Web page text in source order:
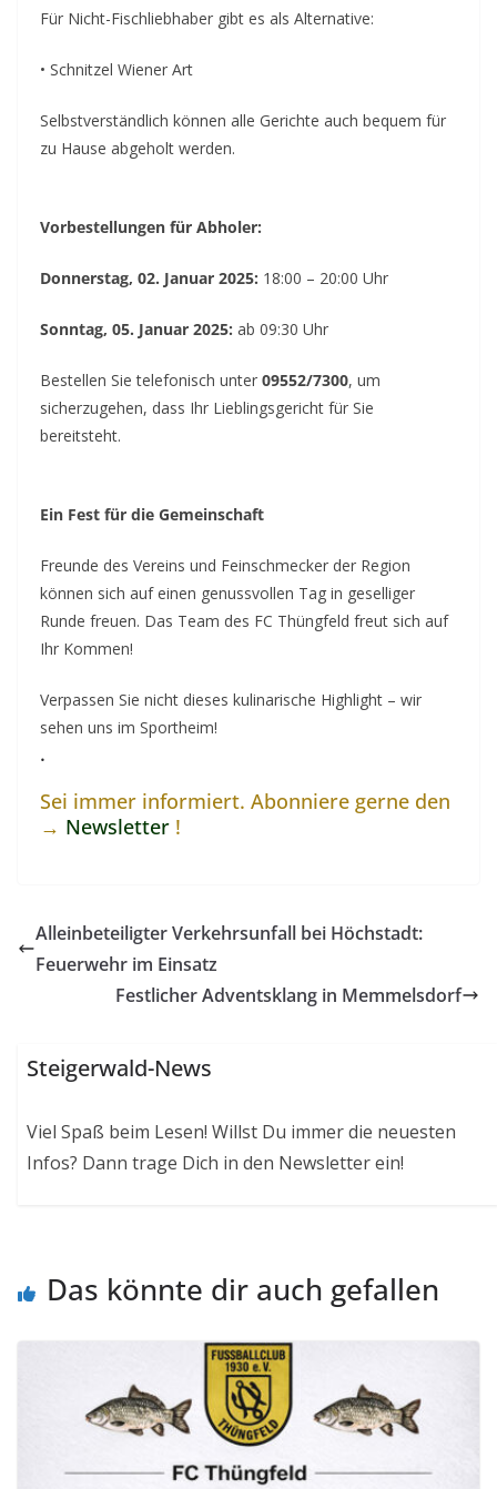
Für Nicht-Fischliebhaber gibt es als Alternative:
• Schnitzel Wiener Art
Selbstverständlich können alle Gerichte auch bequem für
zu Hause abgeholt werden.
Vorbestellungen für Abholer:
Donnerstag, 02. Januar 2025: 18:00 – 20:00 Uhr
Sonntag, 05. Januar 2025: ab 09:30 Uhr
Bestellen Sie telefonisch unter 09552/7300, um
sicherzugehen, dass Ihr Lieblingsgericht für Sie
bereitsteht.
Ein Fest für die Gemeinschaft
Freunde des Vereins und Feinschmecker der Region
können sich auf einen genussvollen Tag in geselliger
Runde freuen. Das Team des FC Thüngfeld freut sich auf
Ihr Kommen!
Verpassen Sie nicht dieses kulinarische Highlight – wir
sehen uns im Sportheim!
.
Sei immer informiert. Abonniere gerne den
→ Newsletter !
Alleinbeteiligter Verkehrsunfall bei Höchstadt:
Feuerwehr im Einsatz
Festlicher Adventsklang in Memmelsdorf
Steigerwald-News
Viel Spaß beim Lesen! Willst Du immer die neuesten
Infos? Dann trage Dich in den Newsletter ein!
Das könnte dir auch gefallen